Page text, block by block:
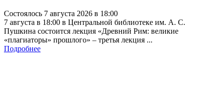
Состоялось 7 августа 2026 в 18:00
7 августа в 18:00 в Центральной библиотеке им. А. С.
Пушкина состоится лекция «Древний Рим: великие
«плагиаторы» прошлого» – третья лекция ...
Подробнее